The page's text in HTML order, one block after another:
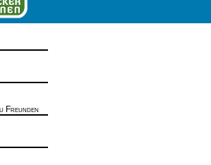
Freunden